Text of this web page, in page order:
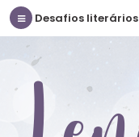
Desafios literários